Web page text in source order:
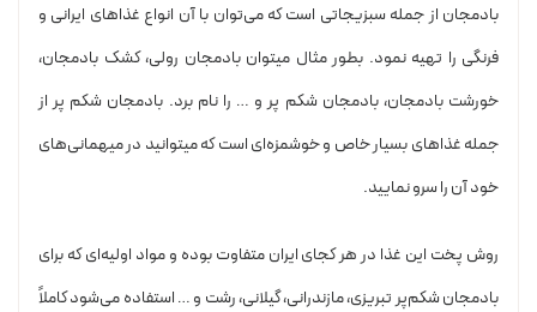
بادمجان از جمله سبزیجاتی است که می‌توان با آن انواع غذاهای ایرانی و
فرنگی را تهیه نمود. بطور مثال میتوان بادمجان رولی، کشک بادمجان،
خورشت بادمجان، بادمجان شکم پر و … را نام برد. بادمجان شکم پر از
جمله غذاهای بسیار خاص و خوشمزه‌ای است که میتوانید در میهمانی‌های
خود آن را سرو نمایید.
روش پخت این غذا در هر کجای ایران متفاوت بوده و مواد اولیه‌ای که برای
بادمجان شکم‌پر تبریزی، مازندرانی، گیلانی، رشت و … استفاده می‌شود کاملاً